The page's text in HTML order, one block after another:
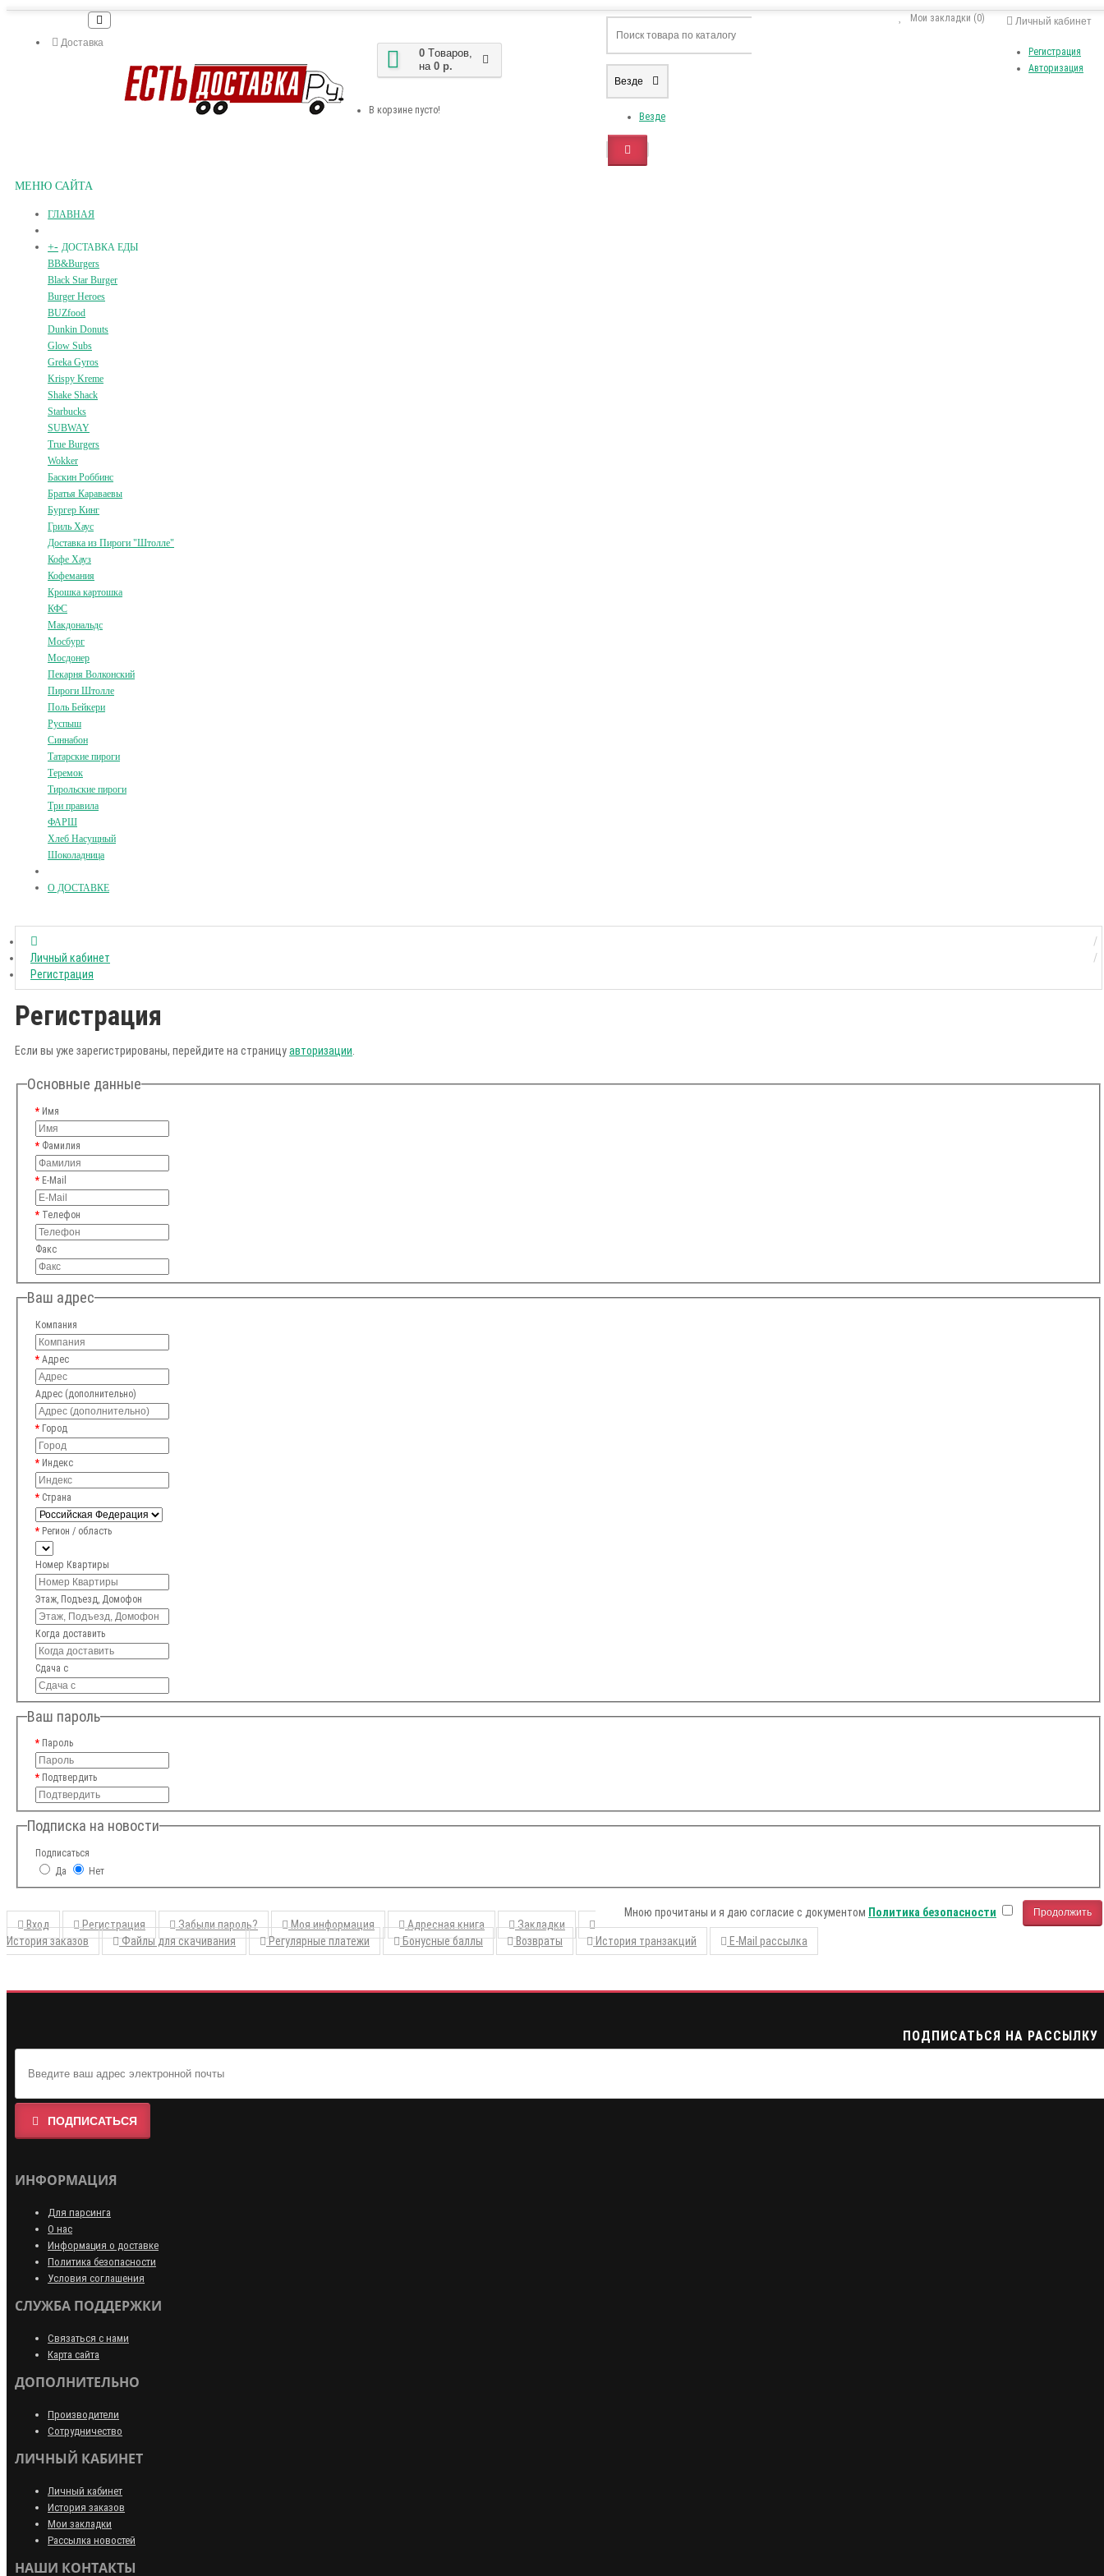
Доставка
Личный кабинет
Регистрация
Авторизация
Мои закладки (0)
0 Tоваров,
на 0 р.
В корзине пусто!
Везде
Везде
МЕНЮ САЙТА
ГЛАВНАЯ
+- ДОСТАВКА ЕДЫ
BB&Burgers
Black Star Burger
Burger Heroes
BUZfood
Dunkin Donuts
Glow Subs
Greka Gyros
Krispy Kreme
Shake Shack
Starbucks
SUBWAY
True Burgers
Wokker
Баскин Роббинс
Братья Караваевы
Бургер Кинг
Гриль Хаус
Доставка из Пироги "Штолле"
Кофе Хауз
Кофемания
Крошка картошка
КФС
Макдональдс
Мосбург
Мосдонер
Пекарня Волконский
Пироги Штолле
Поль Бейкери
Руспыш
Синнабон
Татарские пироги
Теремок
Тирольские пироги
Три правила
ФАРШ
Хлеб Насущный
Шоколадница
О ДОСТАВКЕ
Личный кабинет
Регистрация
Регистрация
Если вы уже зарегистрированы, перейдите на страницуавторизации.
Основные данные
Имя
Фамилия
E-Mail
Телефон
Факс
Ваш адрес
Компания
Адрес
Адрес (дополнительно)
Город
Индекс
Страна
Регион / область
Номер Квартиры
Этаж, Подъезд, Домофон
Когда доставить
Сдача с
Ваш пароль
Пароль
Подтвердить
Подписка на новости
Подписаться
Да
Нет
Мною прочитаны и я даю согласие с документом Политика безопасности
Вход
Регистрация Забыли пароль? Моя информация Адресная книга
Закладки
История заказов
Файлы для скачивания Регулярные платежи Бонусные баллы Возвраты История транзакций E-Mail рассылка
ПОДПИСАТЬСЯ НА РАССЫЛКУ
ПОДПИСАТЬСЯ
ИНФОРМАЦИЯ
Для парсинга
О нас
Информация о доставке
Политика безопасности
Условия соглашения
СЛУЖБА ПОДДЕРЖКИ
Связаться с нами
Карта сайта
ДОПОЛНИТЕЛЬНО
Производители
Сотрудничество
ЛИЧНЫЙ КАБИНЕТ
Личный кабинет
История заказов
Мои закладки
Рассылка новостей
НАШИ КОНТАКТЫ